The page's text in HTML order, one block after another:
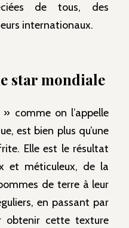
de tous, des
internationaux.
star mondiale
comme on l’appelle
est bien plus qu’une
Elle est le résultat
et méticuleux, de la
de terre à leur
en passant par
obtenir cette texture